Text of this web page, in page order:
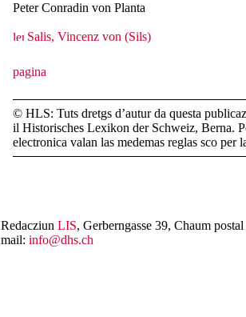
Peter Conradin von Planta
Salis, Vincenz von (Sils)
© HLS: Tuts dretgs d’autur da questa
il Historisches Lexikon der Schweiz, Berna.
electronica valan las medemas reglas sco per
Redacziun LIS, Gerberngasse 39, Chaum
mail: info@dhs.ch